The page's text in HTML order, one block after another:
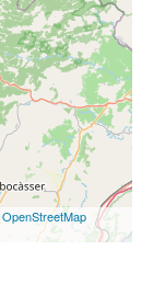
OpenStreetMap